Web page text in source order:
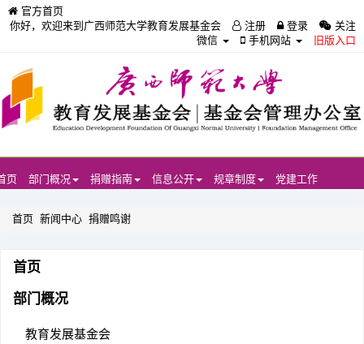
官方首页
你好，欢迎来到广西师范大学教育发展基金会
注册 登录
关注
微信
手机网站 旧版入口
页 部门概况 捐赠指南 信息公开 规章制度 党建工作
首页 新闻中心 捐赠鸣谢
首页
部门概况
教育发展基金会